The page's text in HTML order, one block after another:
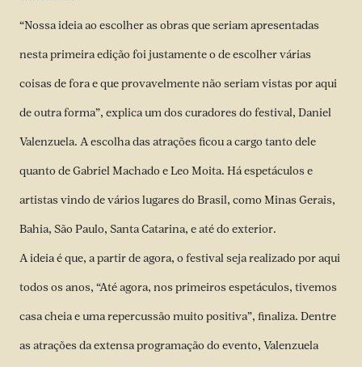
“Nossa ideia ao escolher as obras que seriam apresentadas
nesta primeira edição foi justamente o de escolher várias
coisas de fora e que provavelmente não seriam vistas por aqui
de outra forma”, explica um dos curadores do festival, Daniel
Valenzuela. A escolha das atrações ficou a cargo tanto dele
quanto de Gabriel Machado e Leo Moita. Há espetáculos e
artistas vindo de vários lugares do Brasil, como Minas Gerais,
Bahia, São Paulo, Santa Catarina, e até do exterior.
A ideia é que, a partir de agora, o festival seja realizado por aqui
todos os anos, “Até agora, nos primeiros espetáculos, tivemos
casa cheia e uma repercussão muito positiva”, finaliza. Dentre
as atrações da extensa programação do evento, Valenzuela